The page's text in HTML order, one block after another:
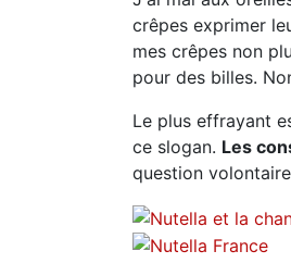
crêpes exprimer
mes crêpes non
pour des billes.
Le plus effrayant
ce slogan. Les
question